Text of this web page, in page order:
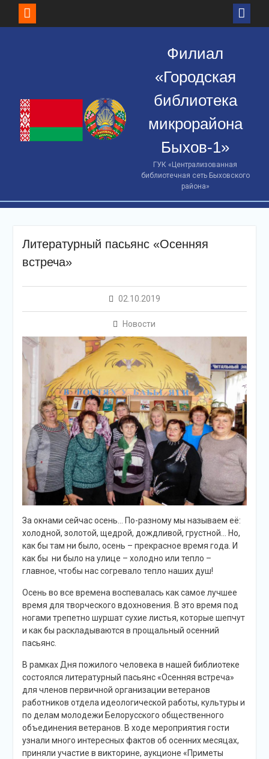
Филиал
«Городская
библиотека
микрорайона
Быхов-1»
ГУК «Централизованная
библиотечная сеть Быховского
района»
Литературный пасьянс «Осенняя
встреча»
02.10.2019
Новости
За окнами сейчас осень… По-разному мы называем её:
холодной, золотой, щедрой, дождливой, грустной… Но,
как бы там ни было, осень – прекрасное время года. И
как бы ни было на улице – холодно или тепло –
главное, чтобы нас согревало тепло наших душ!
Осень во все времена воспевалась как самое лучшее
время для творческого вдохновения. В это время под
ногами трепетно шуршат сухие листья, которые шепчут
и как бы раскладываются в прощальный осенний
пасьянс.
В рамках Дня пожилого человека в нашей библиотеке
состоялся литературный пасьянс «Осенняя встреча»
для членов первичной организации ветеранов
работников отдела идеологической работы, культуры и
по делам молодежи Белорусского общественного
объединения ветеранов. В ходе мероприятия гости
узнали много интересных фактов об осенних месяцах,
приняли участие в викторине, аукционе «Приметы